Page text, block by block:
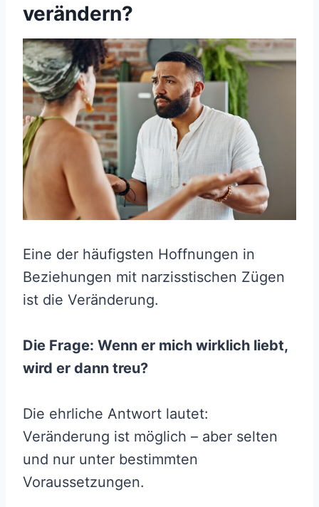
verändern?
Eine der häufigsten Hoffnungen in
Beziehungen mit narzisstischen Zügen
ist die Veränderung.
Die Frage: Wenn er mich wirklich liebt,
wird er dann treu?
Die ehrliche Antwort lautet:
Veränderung ist möglich – aber selten
und nur unter bestimmten
Voraussetzungen.